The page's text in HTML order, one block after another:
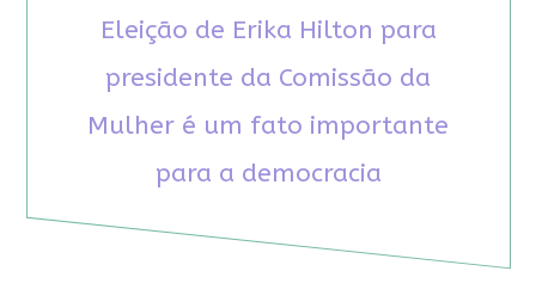
Eleição de Erika Hilton para
presidente da Comissão da
Mulher é um fato importante
para a democracia